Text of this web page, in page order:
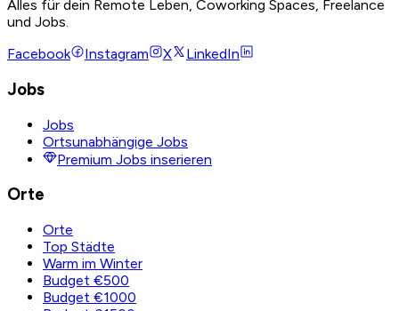
Alles für dein Remote Leben, Coworking Spaces, Freelance
und Jobs.
Facebook
Instagram X LinkedIn
Jobs
Jobs
Ortsunabhängige Jobs
Premium Jobs inserieren
Orte
Orte
Top Städte
Warm im Winter
Budget €500
Budget €1000